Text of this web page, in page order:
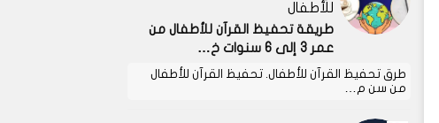
للأطفال
طريقة تحفيظ القرآن للأطفال من
عمر 3 إلى 6 سنوات خ…
طرق تحفيظ القرآن للأطفال. تحفيظ القرآن للأطفال
من سن م…